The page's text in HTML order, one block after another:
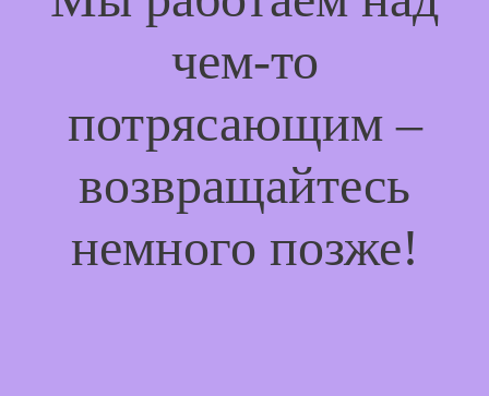
чем-то
потрясающим –
возвращайтесь
немного позже!